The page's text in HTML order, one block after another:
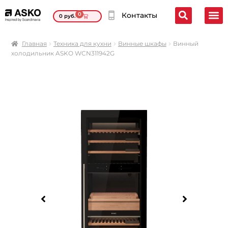
0руб. 0 Контакты
Главная Техника для кухни Винные шкафы
Винный
холодильник ASKO WCN311942G